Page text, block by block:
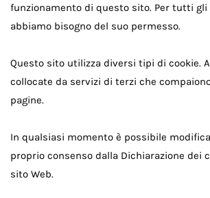
funzionamento di questo sito. Per tutti
abbiamo bisogno del suo permesso.
Questo sito utilizza diversi tipi di cookie.
collocate da servizi di terzi che
pagine.
In qualsiasi momento è possibile
proprio consenso dalla Dichiarazione dei
sito Web.